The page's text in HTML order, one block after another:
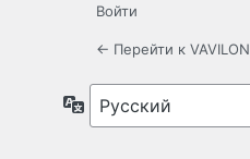
Войти
← Перейти к VAVILON
Язык